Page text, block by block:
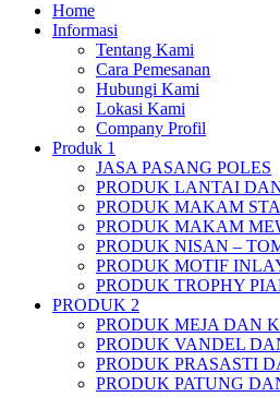
Home
Informasi
Tentang Kami
Cara Pemesanan
Hubungi Kami
Lokasi Kami
Company Profil
Produk 1
JASA PASANG POLES
PRODUK LANTAI
PRODUK MAKAM
PRODUK MAKAM
PRODUK NISAN –
PRODUK MOTIF
PRODUK TROPHY
PRODUK 2
PRODUK MEJA DAN
PRODUK VANDEL
PRODUK PRASASTI
PRODUK PATUNG